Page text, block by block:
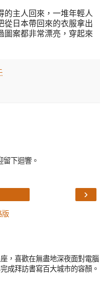
的主人回來，一堆年輕人
從日本帶回來的衣服拿出
圖案都非常漂亮，穿起來
下迴響。
›
版
，喜歡在無盡地深夜面對電腦
成拜訪書寫百大城市的容顏。